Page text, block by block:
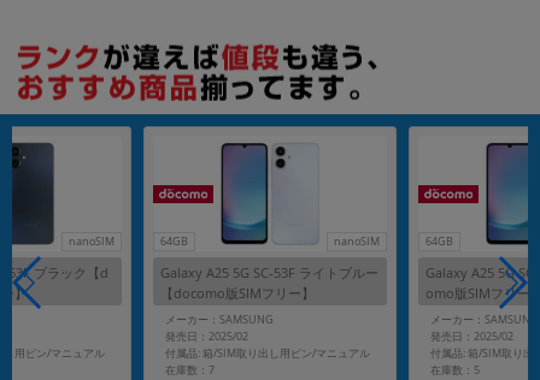
nanoSIM
53F ブラック【d
】
し用ピン/マニュアル
64GB nanoSIM
Galaxy A25 5G SC-53F ライトブルー
【docomo版SIMフリー】
メーカー：SAMSUNG
発売日：2025/02
付属品: 箱/SIM取り出し用ピン/マニュアル
在庫数：7
64GB
Galaxy A25 5G
omo版SIMフリー
メーカー：SAMSUNG
発売日：2025/02
付属品: 箱/SIM取り出
在庫数：5